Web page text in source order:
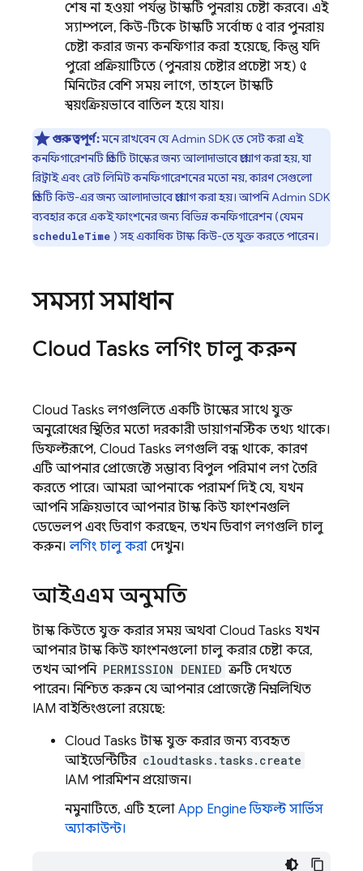
শেষ না হওয়া পর্যন্ত টাস্কটি পুনরায় চেষ্টা করবে। এই
স্যাম্পলে, কিউ-টিকে টাস্কটি সর্বোচ্চ ৫ বার পুনরায়
চেষ্টা করার জন্য কনফিগার করা হয়েছে, কিন্তু যদি
পুরো প্রক্রিয়াটিতে (পুনরায় চেষ্টার প্রচেষ্টা সহ) ৫
মিনিটের বেশি সময় লাগে, তাহলে টাস্কটি
স্বয়ংক্রিয়ভাবে বাতিল হয়ে যায়।
গুরুত্বপূর্ণ:মনে রাখবেন যেAdmin SDKতে সেট করা এই
কনফিগারেশনটি প্রতিটি টাস্কের জন্য আলাদাভাবে প্রয়োগ করা হয়, যা
রিট্রাই এবং রেট লিমিট কনফিগারেশনের মতো নয়, কারণ সেগুলো
প্রতিটি কিউ-এর জন্য আলাদাভাবে প্রয়োগ করা হয়। আপনিAdmin SDK
ব্যবহার করে একই ফাংশনের জন্য বিভিন্ন কনফিগারেশন (যেমন
scheduleTime ) সহ একাধিক টাস্ক কিউ-তে যুক্ত করতে পারেন।
সমস্যা সমাধান
Cloud Tasks লগিং চালু করুন
Cloud Tasks লগগুলিতে একটি টাস্কের সাথে যুক্ত
অনুরোধের স্থিতির মতো দরকারী ডায়াগনস্টিক তথ্য থাকে।
ডিফল্টরূপে, Cloud Tasks লগগুলি বন্ধ থাকে, কারণ
এটি আপনার প্রোজেক্টে সম্ভাব্য বিপুল পরিমাণ লগ তৈরি
করতে পারে। আমরা আপনাকে পরামর্শ দিই যে, যখন
আপনি সক্রিয়ভাবে আপনার টাস্ক কিউ ফাংশনগুলি
ডেভেলপ এবং ডিবাগ করছেন, তখন ডিবাগ লগগুলি চালু
করুন।লগিং চালু করা দেখুন।
আইএএম অনুমতি
টাস্ক কিউতে যুক্ত করার সময় অথবা Cloud Tasks যখন
আপনার টাস্ক কিউ ফাংশনগুলো চালু করার চেষ্টা করে,
তখন আপনি PERMISSION DENIED ত্রুটি দেখতে
পারেন। নিশ্চিত করুন যে আপনার প্রোজেক্টে নিম্নলিখিত
IAM বাইন্ডিংগুলো রয়েছে:
Cloud Tasks টাস্ক যুক্ত করার জন্য ব্যবহৃত
আইডেন্টিটির cloudtasks.tasks.create
IAM পারমিশন প্রয়োজন।
নমুনাটিতে, এটি হলো App Engineডিফল্ট সার্ভিস
অ্যাকাউন্ট।